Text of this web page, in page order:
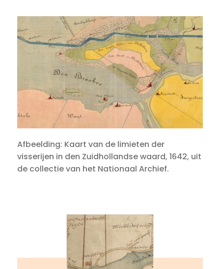
Afbeelding: Kaart van de limieten der
visserijen in den Zuidhollandse waard, 1642, uit
de collectie van het Nationaal Archief.